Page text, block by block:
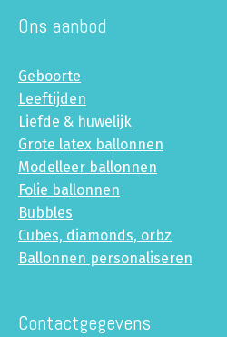
Ons aanbod
Geboorte
Leeftijden
Liefde & huwelijk
Grote latex ballonnen
Modelleer ballonnen
Folie ballonnen
Bubbles
Cubes, diamonds, orbz
Ballonnen personaliseren
Contactgegevens